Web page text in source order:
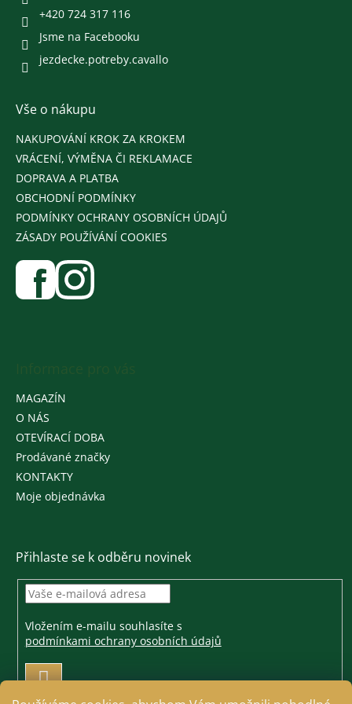
+420 724 317 116
Jsme na Facebooku
jezdecke.potreby.cavallo
Vše o nákupu
NAKUPOVÁNÍ KROK ZA KROKEM
VRÁCENÍ, VÝMĚNA ČI REKLAMACE
DOPRAVA A PLATBA
OBCHODNÍ PODMÍNKY
PODMÍNKY OCHRANY OSOBNÍCH ÚDAJŮ
ZÁSADY POUŽÍVÁNÍ COOKIES
MAGAZÍN
O NÁS
OTEVÍRACÍ DOBA
Prodávané značky
KONTAKTY
Moje objednávka
Přihlaste se k odběru novinek
Vložením e-mailu souhlasíte s
podmínkami ochrany osobních údajů
PŘIHLÁSIT